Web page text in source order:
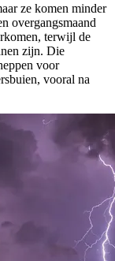
ze komen minder
overgangsmaand
terwijl de
zijn. Die
voor
vooral na